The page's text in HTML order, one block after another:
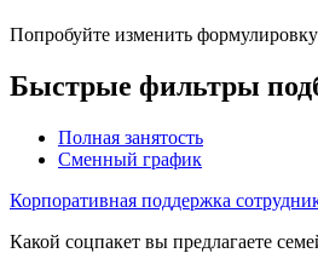
Попробуйте изменить
Быстрые фильтры
Полная занятость
Сменный график
Корпоративная поддержка
Какой соцпакет вы предлагаете